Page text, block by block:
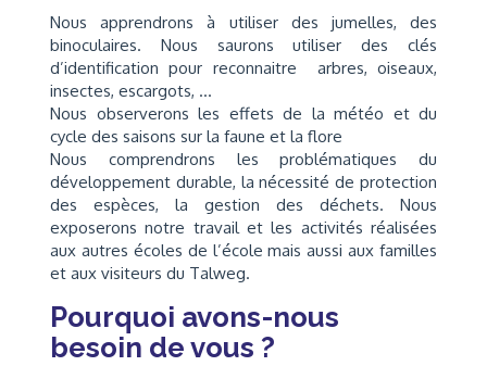
Nous apprendrons à utiliser des jumelles, des
binoculaires. Nous saurons utiliser des clés
d’identification pour reconnaitre arbres, oiseaux,
insectes, escargots, …
Nous observerons les effets de la météo et du
cycle des saisons sur la faune et la flore
Nous comprendrons les problématiques du
développement durable, la nécessité de protection
des espèces, la gestion des déchets. Nous
exposerons notre travail et les activités réalisées
aux autres écoles de l’école mais aussi aux familles
et aux visiteurs du Talweg.
Pourquoi avons-nous
besoin de vous ?